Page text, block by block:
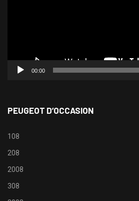
00:00
PEUGEOT D’OCCASION
108
208
2008
308